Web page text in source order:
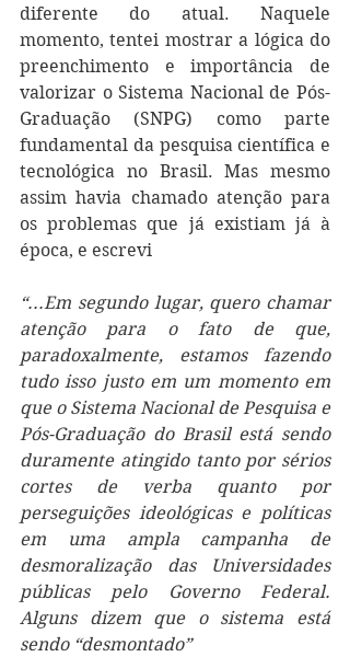
diferente do atual. Naquele
momento, tentei mostrar a lógica do
preenchimento e importância de
valorizar o Sistema Nacional de Pós-
Graduação (SNPG) como parte
fundamental da pesquisa científica e
tecnológica no Brasil. Mas mesmo
assim havia chamado atenção para
os problemas que já existiam já à
época, e escrevi
“...Em segundo lugar, quero chamar
atenção para o fato de que,
paradoxalmente, estamos fazendo
tudo isso justo em um momento em
que o Sistema Nacional de Pesquisa e
Pós-Graduação do Brasil está sendo
duramente atingido tanto por sérios
cortes de verba quanto por
perseguições ideológicas e políticas
em uma ampla campanha de
desmoralização das Universidades
públicas pelo Governo Federal.
Alguns dizem que o sistema está
sendo “desmontado”